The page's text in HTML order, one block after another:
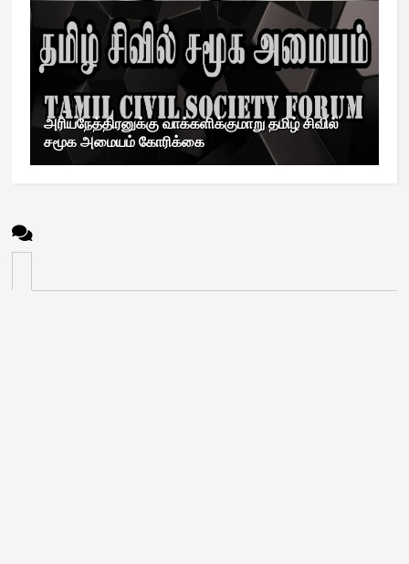
அரியநேத்திரனுக்கு வாக்களிக்குமாறு தமிழ் சிவில்
சமூக அமையம் கோரிக்கை